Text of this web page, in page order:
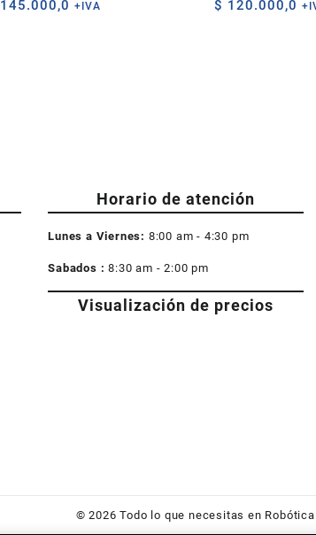
145.000,0 +IVA $ 120.000,0
Horario de atención
Lunes a Viernes: 8:00 am - 4:30 pm
Sabados :8:30 am - 2:00 pm
Visualización de precios
© 2026Todo lo que necesitas en